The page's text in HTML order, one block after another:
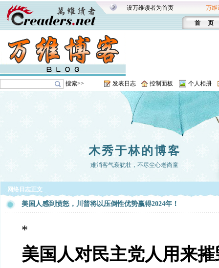
设万维读者为首页 万维
首 页
搜索>> 发表日志 控制面板 个人相册
木秀于林的博客
难消客气衰犹壮，不尽尘心老尚童
网络日志正文
美国人感到愤怒，川普将以压倒性优势赢得2024年！
*
美国人对民主党人用来